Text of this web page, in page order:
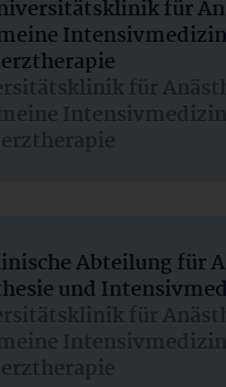
für
für
Abteilung für
und
für